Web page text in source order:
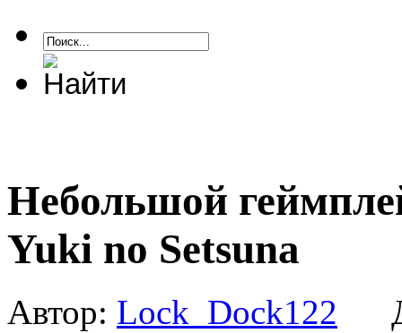
Небольшой
Yuki no Setsuna
Автор: Lock_Dock122